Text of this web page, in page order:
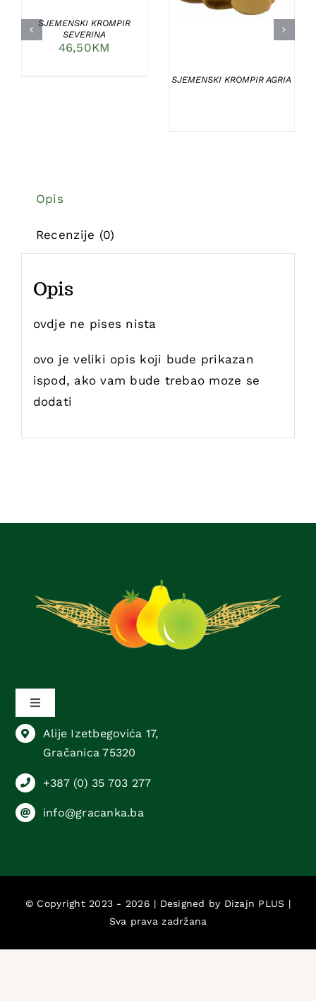
SJEMENSKI KROMPIR
SEVERINA
46,50KM
SJEMENSKI KROMPIR AGRIA
Opis
Recenzije (0)
Opis
ovdje ne pises nista
ovo je veliki opis koji bude prikazan
ispod, ako vam bude trebao moze se
dodati
Toggle
Navigation
Sektor animalne proizvodnje
Sektor biljne proizvodnje
Sektor računovodstvenih i pravnih poslova
Alije Izetbegovića 17,
Gračanica 75320
+387 (0) 35 703 277
info@gracanka.ba
© Copyright 2023 - 2026 | Designed by Dizajn PLUS |
Sva prava zadržana